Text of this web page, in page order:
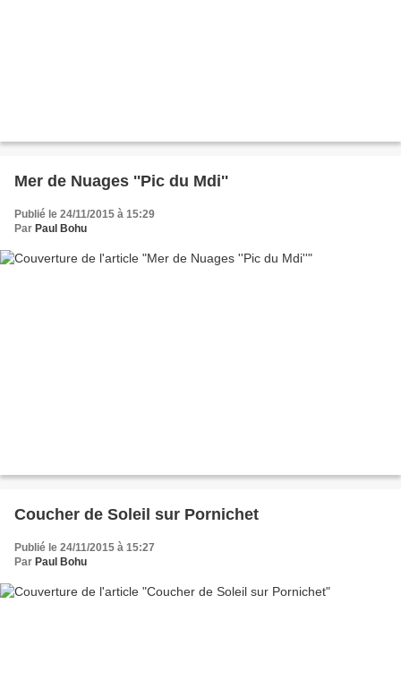
Mer de Nuages ''Pic du Mdi''
Publié le 24/11/2015 à 15:29
Par Paul Bohu
Coucher de Soleil sur Pornichet
Publié le 24/11/2015 à 15:27
Par Paul Bohu